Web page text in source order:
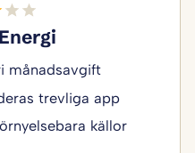
månadsavgift
trevliga app
källor